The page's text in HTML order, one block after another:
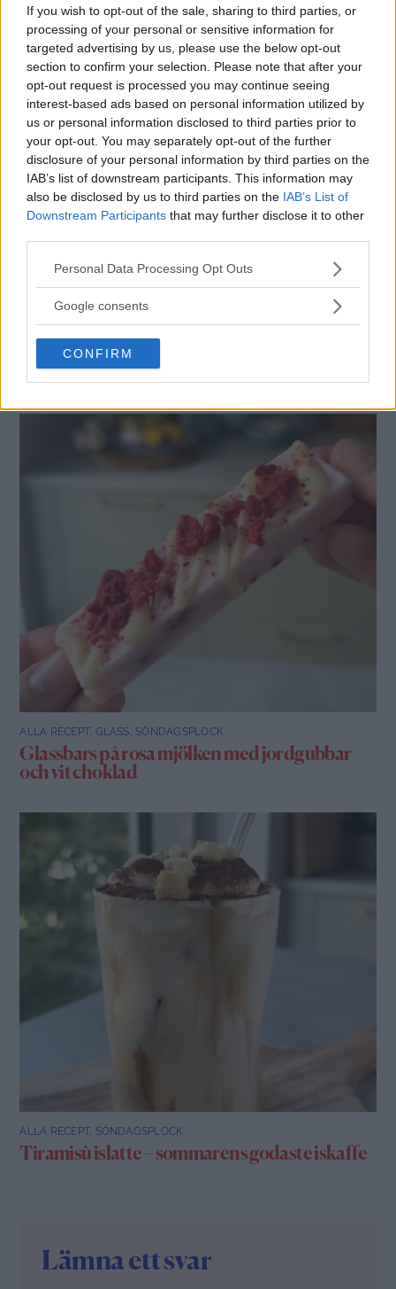
If you wish to opt-out of the sale, sharing to third parties, or
processing of your personal or sensitive information for
targeted advertising by us, please use the below opt-out
section to confirm your selection. Please note that after your
opt-out request is processed you may continue seeing
interest-based ads based on personal information utilized by
us or personal information disclosed to third parties prior to
your opt-out. You may separately opt-out of the further
disclosure of your personal information by third parties on the
IAB’s list of downstream participants. This information may
also be disclosed by us to third parties on the IAB’s List of
Downstream Participants that may further disclose it to other
Please note that this website/app uses one or more Google
not limited to your visit or usage behaviour. You may click to
use your data for below specified purposes in below Google
consent section.
Personal Data Processing Opt Outs
Google consents
CONFIRM
Chokladmousse med grekisk yoghurt och
körsbärskompott
ALLA RECEPT, GLASS, SÖNDAGSPLOCK
Glassbars på rosa mjölken med jordgubbar
och vit choklad
ALLA RECEPT, SÖNDAGSPLOCK
Tiramisù islatte – sommarens godaste iskaffe
Lämna ett svar